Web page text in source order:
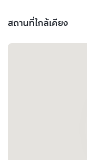
สถานที่ใกล้เคียง